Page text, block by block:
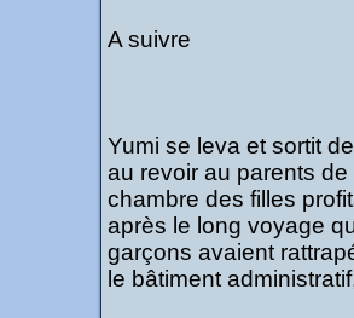
A suivre
Yumi se leva et sortit
au revoir au parents
chambre des filles
après le long voyage
garçons avaient
le bâtiment